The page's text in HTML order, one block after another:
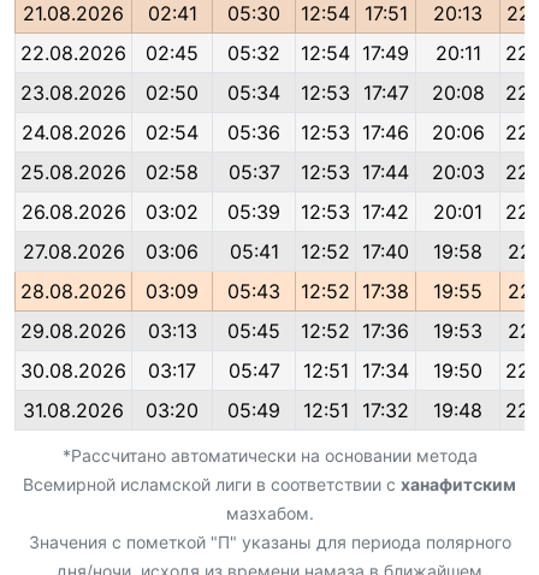
21.08.2026
02:41 05:30 12:54 17:51 20:13
22.08.2026
02:45 05:32 12:54 17:49 20:11
23.08.2026
02:50 05:34 12:53 17:47 20:08
24.08.2026
02:54 05:36 12:53 17:46 20:06
25.08.2026
02:58 05:37 12:53 17:44 20:03
26.08.2026
03:02 05:39 12:53 17:42 20:01
27.08.2026
03:06 05:41 12:52 17:40 19:58
28.08.2026
03:09 05:43 12:52 17:38 19:55
29.08.2026
03:13 05:45 12:52 17:36 19:53
30.08.2026
03:17 05:47 12:51 17:34 19:50
31.08.2026
03:20 05:49 12:51 17:32 19:48
*Рассчитано автоматически на основании метода
Всемирной исламской лиги в соответствии с ханафитским
мазхабом.
Значения с пометкой "П" указаны для периода полярного
дня/ночи, исходя из времени намаза в ближайшем